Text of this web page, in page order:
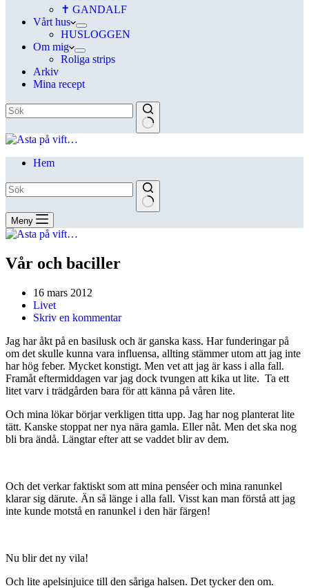
✝ GANDALF
Vårt hus
HUSLOGGEN
Om mig
Roliga strips
Arkiv
Mina recept
Hem
Meny
Vår och baciller
16 mars 2012
Livet
Skriv en kommentar
Jag har åkt på en basilusk och är ganska kass. Har funderingar på
om det skulle kunna vara influensa, allting stämmer utom att jag inte
har hög feber. Mycket konstigt. Men vet att jag är kass i alla fall.
Framåt eftermiddagen var jag dock tvungen att kika ut lite. Ta ett
litet varv i trädgården bara för att känna på våren lite.
Och mina lökar börjar verkligen titta upp. Jag har nog planterat lite
tätt. Kanske stoppat ner nya nära gamla. Eller nåt. Men det ska nog
bli bra ändå. Längtar efter att se vaddet blir av dem.
Och det verkar faktiskt som att mina penséer och mina ranunkel
klarar sig därute. Än så länge i alla fall. Visst kan man förstå att jag
inte kunde motstå en ranunkel i den här färgen!
Nu blir det ny vila!
Och lite apelsinjuice till den såriga halsen. Det tycker den om.